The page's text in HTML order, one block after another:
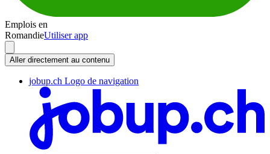
Emplois en
RomandieUtiliser app
Aller directement au contenu
jobup.ch Logo de navigation